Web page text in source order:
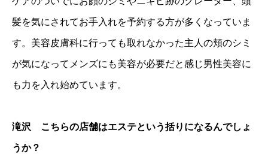
髪を気にされてお手入れを予約する方が多くなっていま
す。美容皮膚科に行っても取れなかった主人の頬のシミ
が気になってメンズにも美容が必要だと感じ男性美容に
も力を入れ始めています。
滝沢 こちらの店舗はエステという括りになるんでしょ
うか？